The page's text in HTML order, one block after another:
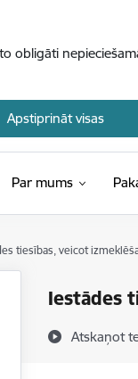
obligāti
Apstiprināt visas
Par mums
tiesības, veicot
Iestādes
Atskaņot